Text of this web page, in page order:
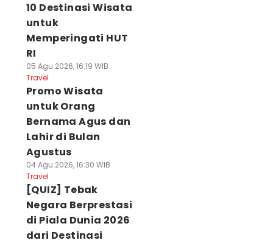
10 Destinasi Wisata
untuk
Memperingati HUT
RI
05 Agu 2026, 16:19 WIB
Travel
Promo Wisata
untuk Orang
Bernama Agus dan
Lahir di Bulan
Agustus
04 Agu 2026, 16:30 WIB
Travel
[QUIZ] Tebak
Negara Berprestasi
di Piala Dunia 2026
dari Destinasi